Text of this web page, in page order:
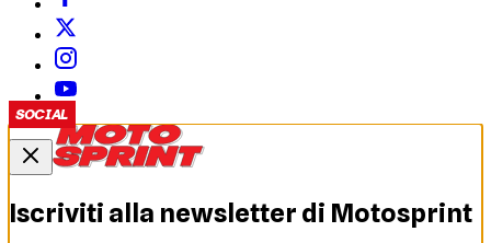
SOCIAL
Iscriviti alla newsletter di Motosprint